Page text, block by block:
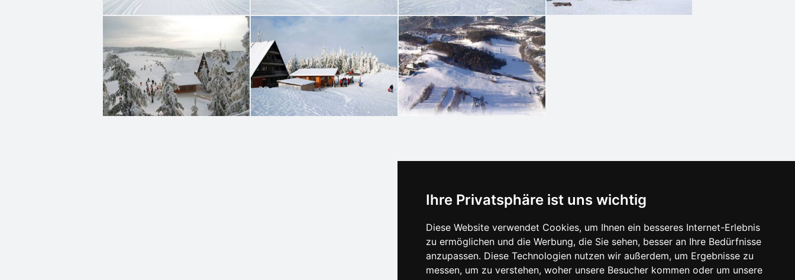
Ihre Privatsphäre ist uns wichtig
Diese Website verwendet Cookies, um Ihnen ein besseres Internet-Erlebnis
zu ermöglichen und die Werbung, die Sie sehen, besser an Ihre Bedürfnisse
anzupassen. Diese Technologien nutzen wir außerdem, um Ergebnisse zu
messen, um zu verstehen, woher unsere Besucher kommen oder um unsere